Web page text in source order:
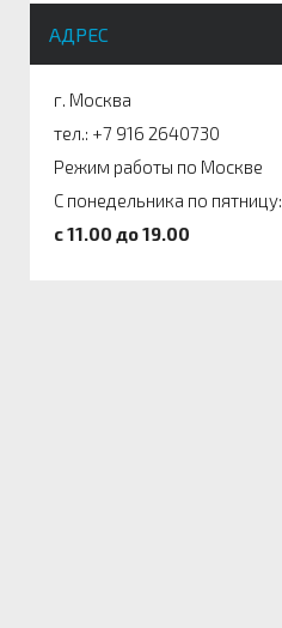
АДРЕС
г. Москва
тел.: +7 916 2640730
Режим работы по Москве
С понедельника по пятницу:
c 11.00 до 19.00